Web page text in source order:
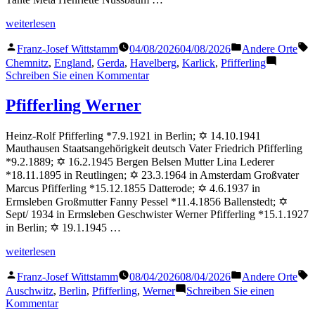
„Pfifferling
weiterlesen
Veröffentlicht
von
Franz-Josef Wittstamm 04/08/202604/08/2026
Veröffentlicht
in
Andere Orte
Chemnitz, England, Gerda, Havelberg, Karlick, Pfifferling
Schreiben Sie einen Kommentarzu
Pfifferling Werner
Heinz-Rolf Pfifferling *7.9.1921 in Berlin; ✡ 14.10.1941
Mauthausen Staatsangehörigkeit deutsch Vater Friedrich Pfifferling
*9.2.1889; ✡ 16.2.1945 Bergen Belsen Mutter Lina Lederer
*18.11.1895 in Reutlingen; ✡ 23.3.1964 in Amsterdam Großvater
Marcus Pfifferling *15.12.1855 Datterode; ✡ 4.6.1937 in
Ermsleben Großmutter Fanny Pessel *11.4.1856 Ballenstedt; ✡
Sept/ 1934 in Ermsleben Geschwister Werner Pfifferling *15.1.1927
in Berlin; ✡ 19.1.1945 …
„Pfifferling
weiterlesen
Veröffentlicht
von
Franz-Josef Wittstamm 08/04/202608/04/2026
Veröffentlicht
in
Andere Orte
Auschwitz, Berlin, Pfifferling, Werner
Schreiben Sie einen
Kommentarzu